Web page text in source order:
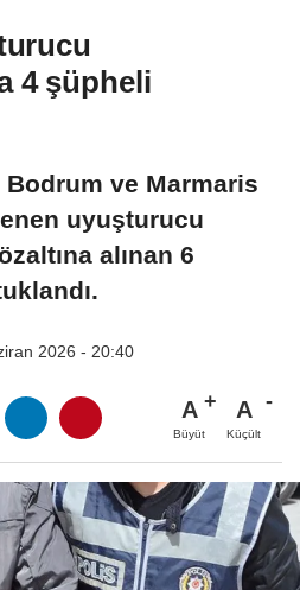
4 şüpheli
Bodrum ve Marmaris
uyuşturucu
alınan 6
2026 - 20:40
A
Büyüt
A
Küçült